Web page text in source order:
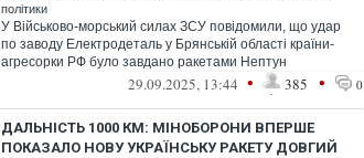
політики
У Військово-морський силах ЗСУ повідомили, що удар
по заводу Електродеталь у Брянській області країни-
агресорки РФ було завдано ракетами Нептун
29.09.2025, 13:44 • 385 • 0
ДАЛЬНІСТЬ 1000 КМ: МІНОБОРОНИ ВПЕРШЕ
ПОКАЗАЛО НОВУ УКРАЇНСЬКУ РАКЕТУ ДОВГИЙ